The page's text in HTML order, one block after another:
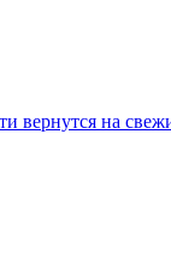
вернутся на